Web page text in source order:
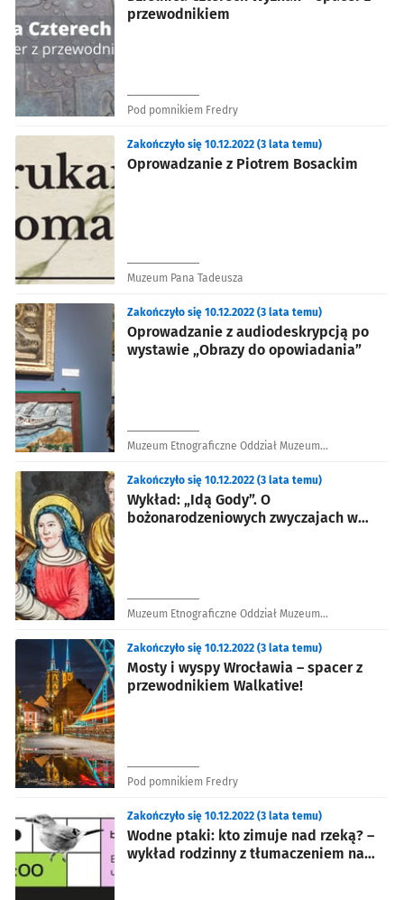
przewodnikiem
Pod pomnikiem Fredry
Oprowadzanie z Piotrem Bosackim
Zakończyło się 10.12.2022 (3 lata temu)
Muzeum Pana Tadeusza
Oprowadzanie z audiodeskrypcją po
wystawie „Obrazy do opowiadania”
Zakończyło się 10.12.2022 (3 lata temu)
Muzeum Etnograficzne Oddział Muzeum
Wykład: „Idą Gody”. O
bożonarodzeniowych zwyczajach w
Zakończyło się 10.12.2022 (3 lata temu)
Muzeum Etnograficzne Oddział Muzeum
Mosty i wyspy Wrocławia – spacer z
przewodnikiem Walkative!
Zakończyło się 10.12.2022 (3 lata temu)
Pod pomnikiem Fredry
Wodne ptaki: kto zimuje nad rzeką? –
wykład rodzinny z tłumaczeniem na
Zakończyło się 10.12.2022 (3 lata temu)